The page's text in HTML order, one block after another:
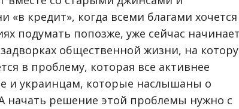
кредит», когда всеми благами хочется
подумать попозже, уже сейчас начинает
общественной жизни, на
в проблему, которая все активнее
и украинцам, которые наслышаны о
начать решение этой проблемы нужно с